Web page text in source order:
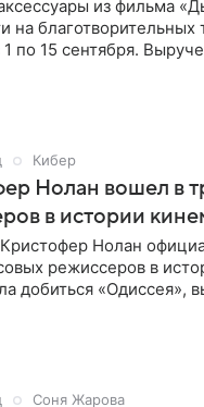
из фильма
на
1 по 15 сентября.
Кибер
Нолан вошел в
в истории
Нолан
режиссеров в
добиться «Одиссея»,
Соня Жарова